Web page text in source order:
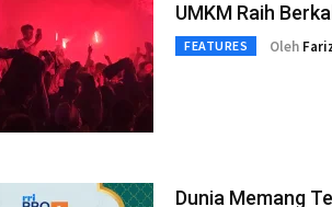
UMKM Raih
FEATURES Oleh
Dunia Memang